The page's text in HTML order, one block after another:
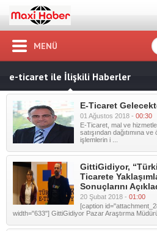
MENÜ
e-ticaret ile İlişkili Haberler
E-Ticaret
01 Ağustos 2018 - 00:30
E-Ticaret, mal ve
satışından dağıtımına
işlemlerin i ...
GittiGidiyor,
Ticarete
Sonuçlarını
20 Şubat 2018 - 01:00
[caption
width="633"] GittiGidiyor Pazar Araştırma